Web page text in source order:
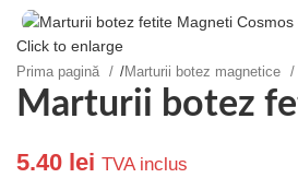
Click to enlarge
Prima pagină /Marturii botez magnetice
Marturii botez
5.40 lei TVA inclus